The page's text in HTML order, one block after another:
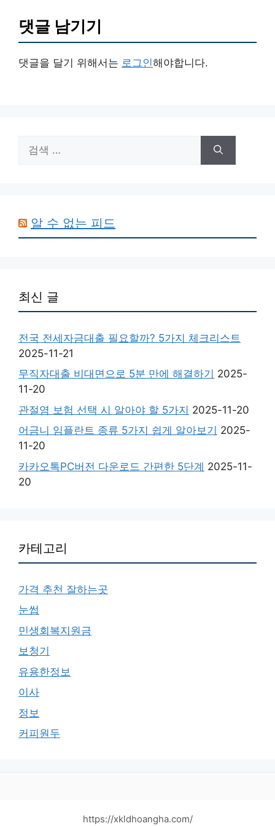
댓글 남기기
댓글을 달기 위해서는 로그인해야합니다.
색:
알 수 없는 피드
최신 글
전국 전세자금대출 필요할까? 5가지 체크리스트
2025-11-21
무직자대출 비대면으로 5분 만에 해결하기 2025-
11-20
관절염 보험 선택 시 알아야 할 5가지 2025-11-20
어금니 임플란트 종류 5가지 쉽게 알아보기 2025-
11-20
카카오톡PC버전 다운로드 간편한 5단계 2025-11-
20
카테고리
가격 추천 잘하는곳
눈썹
민생회복지원금
보청기
유용한정보
이사
정보
커피원두
https://xkldhoangha.com/